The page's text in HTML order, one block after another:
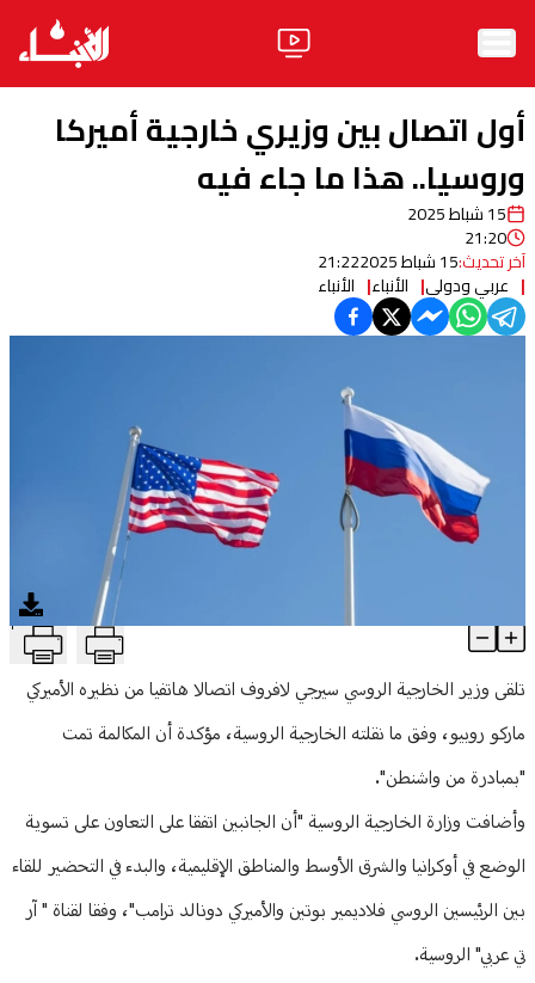
ثقافة ومجتمع
آراء
فيديو
مواقف
أول اتصال بين وزيري خارجية أميركا
وروسيا.. هذا ما جاء فيه
15 شباط 2025
21:20
آخر تحديث:15 شباط 2025 21:22
عربي ودولي الأنباء الأنباء
أول اتصال بين وزيري خارجية أميركا وروسيا.. هذا ما جاء فيه T
Article Content
تلقى وزير الخارجية الروسي سيرجي لافروف اتصالا هاتفيا من نظيره الأميركي
ماركو روبيو، وفق ما نقلته الخارجية الروسية، مؤكدة أن المكالمة تمت
"بمبادرة من واشنطن".
وأضافت وزارة الخارجية الروسية "أن الجانبين اتفقا على التعاون على تسوية
الوضع في أوكرانيا والشرق الأوسط والمناطق الإقليمية، والبدء في التحضير للقاء
بين الرئيسين الروسي فلاديمير بوتين والأميركي دونالد ترامب"، وفقا لقناة " آر
تي عربي" الروسية.